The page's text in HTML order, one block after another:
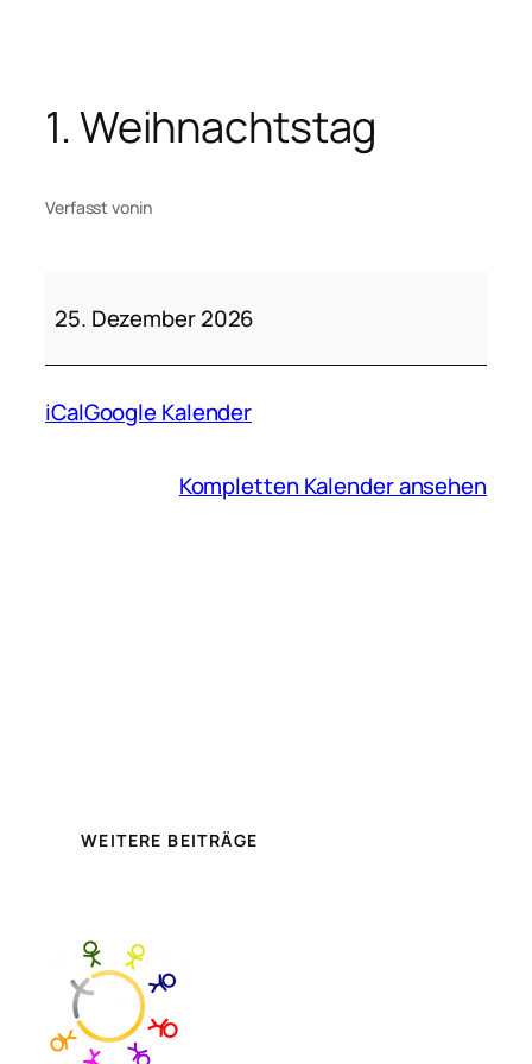
springen
1. Weihnachtstag
Verfasst vonin
Weihnachtstag
25. Dezember 2026
iCalGoogle Kalender
Kompletten Kalender ansehen
WEITERE BEITRÄGE